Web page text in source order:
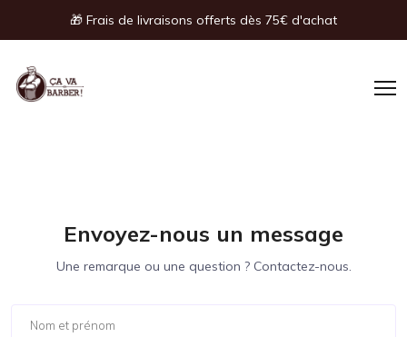
🎁 Frais de livraisons offerts dès 75€ d'achat
Envoyez-nous un message
Une remarque ou une question ? Contactez-nous.
Panneau de gestion des cookies